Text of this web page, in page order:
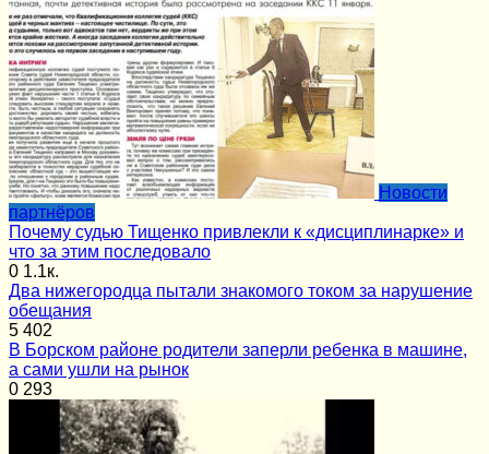
Новости
партнёров
Почему судью Тищенко привлекли к «дисциплинарке» и
что за этим последовало
0 1.1к.
Два нижегородца пытали знакомого током за нарушение
обещания
5 402
В Борском районе родители заперли ребенка в машине,
а сами ушли на рынок
0 293